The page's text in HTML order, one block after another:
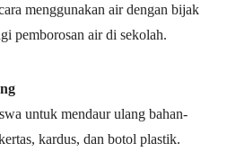
menggunakan air dengan bijak
pemborosan air di sekolah.
untuk mendaur ulang bahan-
kardus, dan botol plastik.